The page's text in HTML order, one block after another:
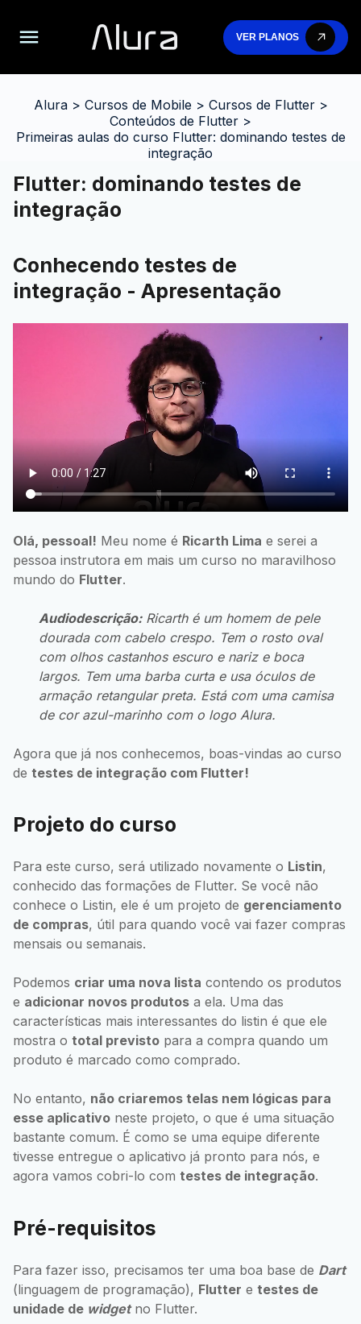
VER PLANOS
Alura> Cursos de Mobile> Cursos de Flutter>
Conteúdos de Flutter >
Primeiras aulas do curso Flutter: dominando testes de
integração
Flutter: dominando testes de
integração
Conhecendo testes de
integração - Apresentação
Olá, pessoal! Meu nome é Ricarth Lima e serei a
pessoa instrutora em mais um curso no maravilhoso
mundo do Flutter.
Audiodescrição:Ricarth é um homem de pele
dourada com cabelo crespo. Tem o rosto oval
com olhos castanhos escuro e nariz e boca
largos. Tem uma barba curta e usa óculos de
armação retangular preta. Está com uma camisa
de cor azul-marinho com o logo Alura.
Agora que já nos conhecemos, boas-vindas ao curso
de testes de integração com Flutter!
Projeto do curso
Para este curso, será utilizado novamente o Listin,
conhecido das formações de Flutter. Se você não
conhece o Listin, ele é um projeto de gerenciamento
de compras, útil para quando você vai fazer compras
mensais ou semanais.
Podemos criar uma nova lista contendo os produtos
e adicionar novos produtos a ela. Uma das
características mais interessantes do listin é que ele
mostra o total previsto para a compra quando um
produto é marcado como comprado.
No entanto, não criaremos telas nem lógicas para
esse aplicativo neste projeto, o que é uma situação
bastante comum. É como se uma equipe diferente
tivesse entregue o aplicativo já pronto para nós, e
agora vamos cobri-lo com testes de integração.
Pré-requisitos
Para fazer isso, precisamos ter uma boa base de Dart
(linguagem de programação), Flutter e testes de
unidade de widgetno Flutter.